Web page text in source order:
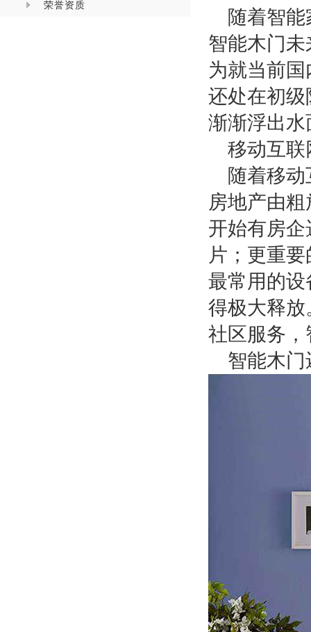
荣誉资质
随着智
智能木门
为就当前
还处在初
渐渐浮出
移动互联
随着移
房地产由
开始有房
片；更重
最常用的
得极大释
社区服务
智能木